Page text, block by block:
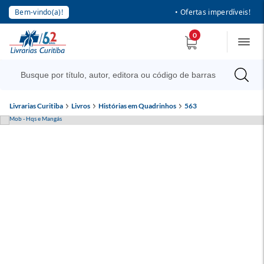
Bem-vindo(a)! • Ofertas imperdíveis!
0
Livrarias Curitiba Livros Histórias em Quadrinhos 563